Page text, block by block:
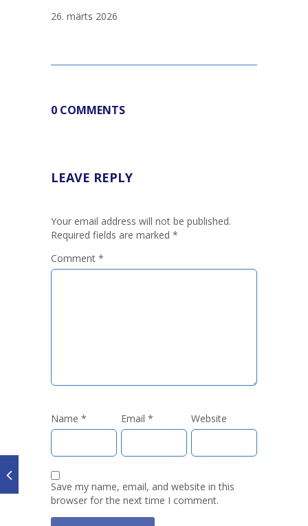
26. märts 2026
0 COMMENTS
LEAVE REPLY
Your email address will not be published.
Required fields are marked *
Comment *
Name * Email * Website
Save my name, email, and website in this
browser for the next time I comment.